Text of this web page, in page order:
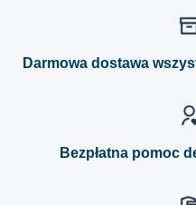
Darmowa dostawa
Bezpłatna pomoc